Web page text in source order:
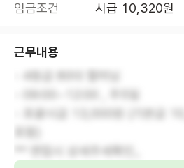
임금조건
시급 10,320원
근무내용